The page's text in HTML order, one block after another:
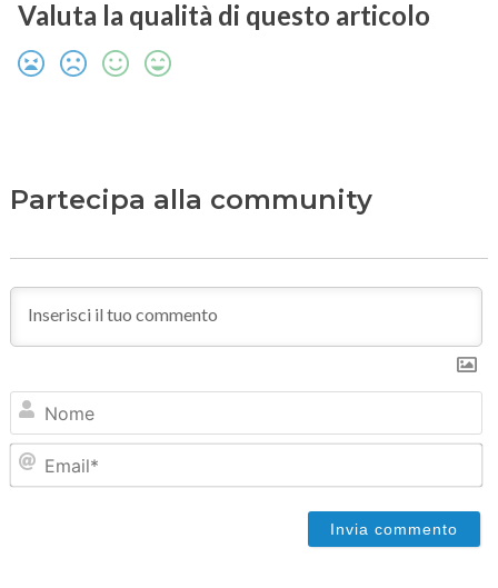
Valuta la qualità di questo articolo
Partecipa alla community